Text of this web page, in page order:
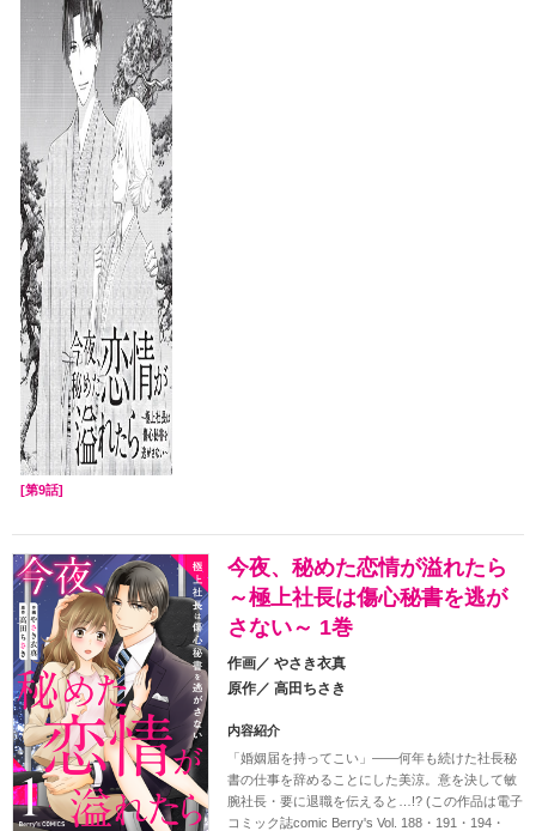
[第9話]
今夜、秘めた恋情が溢れたら
～極上社長は傷心秘書を逃が
さない～ 1巻
作画／ やさき衣真
原作／ 高田ちさき
内容紹介
「婚姻届を持ってこい」――何年も続けた社長秘
書の仕事を辞めることにした美涼。意を決して敏
腕社長・要に退職を伝えると…!? (この作品は電子
コミック誌comic Berry's Vol. 188・191・194・